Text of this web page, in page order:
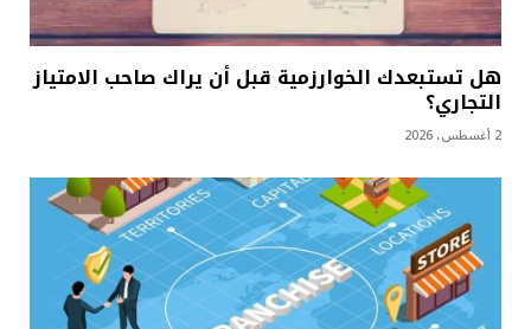
هل تستبعدك الخوارزمية قبل أن يراك صاحب الامتياز
التجاري؟
2 أغسطس، 2026